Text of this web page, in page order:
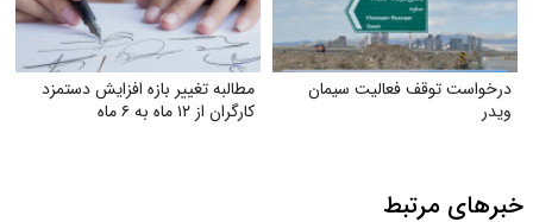
درخواست توقف فعالیت سیمان
ویدر
مطالبه تغییر بازه افزایش دستمزد
کارگران از ۱۲ ماه به ۶ ماه
خبرهای مرتبط